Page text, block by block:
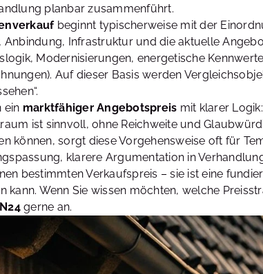
planbar zusammenführt.
beginnt typischerweise mit der
Infrastruktur und die aktuelle
Modernisierungen, energetische
Auf dieser Basis werden
ein marktfähiger Angebotspreis mit klarer
ist sinnvoll, ohne Reichweite und
können, sorgt diese Vorgehensweise oft für
klarere Argumentation in
bestimmten Verkaufspreis – sie ist eine
kann. Wenn Sie wissen möchten, welche
gerne an.